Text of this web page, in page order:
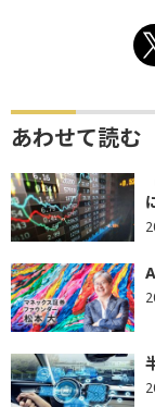
あわせて読む